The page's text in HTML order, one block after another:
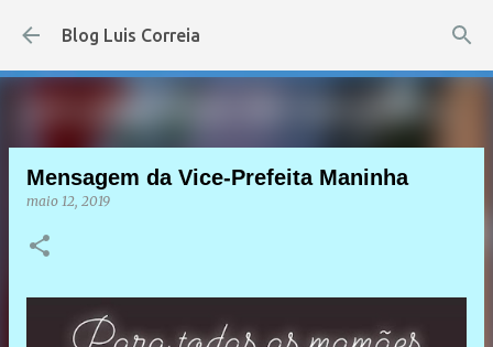
Pular para o conteúdo principal
Blog Luis Correia
Mensagem da Vice-Prefeita Maninha
maio 12, 2019